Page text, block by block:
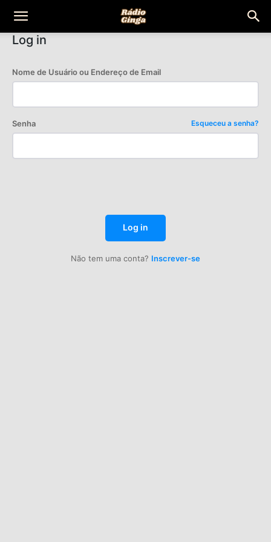
Rádio
Ginga
Log in
Nome de Usuário ou Endereço de Email
Senha Esqueceu a senha?
Log in
Não tem uma conta? Inscrever-se